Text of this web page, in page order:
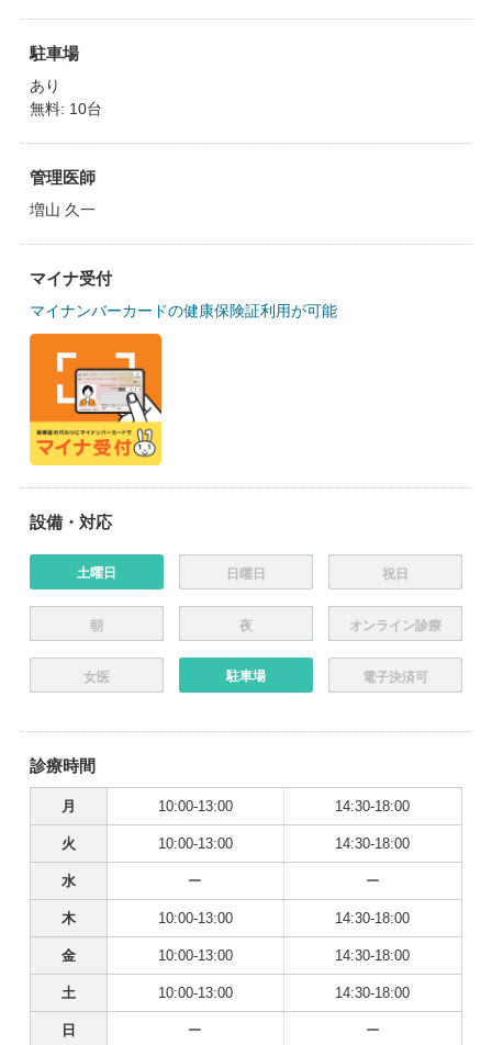
駐車場
あり
無料: 10台
管理医師
増山 久一
マイナ受付
マイナンバーカードの健康保険証利用が可能
設備・対応
土曜日 日曜日 祝日
朝 夜 オンライン診療
女医 駐車場 電子決済可
診療時間
月 10:00-13:00 14:30-18:00
火 10:00-13:00 14:30-18:00
水 ー ー
木 10:00-13:00 14:30-18:00
金 10:00-13:00 14:30-18:00
土 10:00-13:00 14:30-18:00
日 ー ー